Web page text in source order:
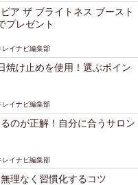
ア ザ ブライトネス ブースト
プレゼント
レイナビ編集部
焼け止めを使用！選ぶポイン
レイナビ編集部
のが正解！自分に合うサロン
レイナビ編集部
理なく習慣化するコツ